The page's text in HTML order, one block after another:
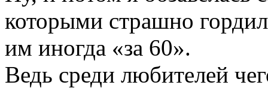
которыми страшно
им иногда «за 60».
Ведь среди любителей